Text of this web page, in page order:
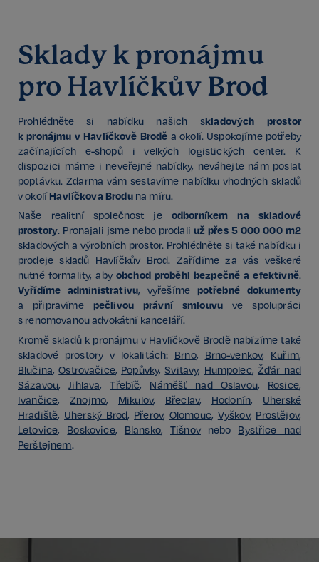
Sklady k pronájmu
pro Havlíčkův Brod
Prohlédněte si nabídku našich skladových prostor
k pronájmu v Havlíčkově Brodě a okolí. Uspokojíme potřeby
začínajících e-shopů i velkých logistických center. K
dispozici máme i neveřejné nabídky, neváhejte nám poslat
poptávku. Zdarma vám sestavíme nabídku vhodných skladů
v okolíHavlíčkova Brodu na míru.
Naše realitní společnost je odborníkem na skladové
prostory. Pronajali jsme nebo prodali už přes 5 000 000 m2
skladových a výrobních prostor. Prohlédněte si také nabídku i
prodeje skladů Havlíčkův Brod. Zařídíme za vás veškeré
nutné formality, aby obchod proběhl bezpečně a efektivně.
Vyřídíme administrativu, vyřešíme potřebné dokumenty
a připravíme pečlivou právní smlouvu ve spolupráci
s renomovanou advokátní kanceláří.
Kromě skladů k pronájmu v Havlíčkově Brodě nabízíme také
skladové prostory v lokalitách: Brno, Brno-venkov, Kuřim,
Blučina,Ostrovačice, Popůvky,Svitavy, Humpolec, Žďár nad
Sázavou,Jihlava,Třebíč, Náměšť nad Oslavou, Rosice,
Ivančice,Znojmo, Mikulov, Břeclav, Hodonín, Uherské
Hradiště, Uherský Brod, Přerov, Olomouc, Vyškov, Prostějov,
Letovice, Boskovice, Blansko, Tišnovnebo Bystřice nad
Perštejnem.